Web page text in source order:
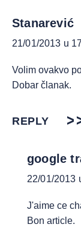
Stanarević
21/01/2013 u
Volim ovakvo
Dobar članak.
REPLY
google
22/01/2013
J'aime ce
Bon article.